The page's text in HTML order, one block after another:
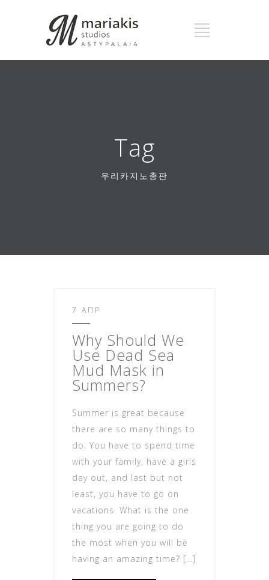
Tag
우리카지노총판
7 ΑΠΡ
Why Should We
Use Dead Sea
Mud Mask in
Summers?
Summer is great because
there are so many things to
do. You have to spend time
with your family, have a girls
day out, and last but not
least, you have to go on
vacations. What is the one
thing you are going to do
the most when you will be
having an amazing time? […]